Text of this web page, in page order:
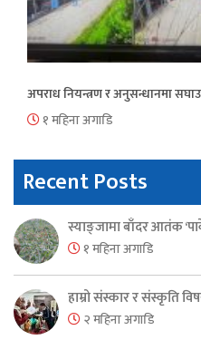
अपराध नियन्त्रण र अनुसन्धानमा
१ महिना अगाडि
Recent Posts
स्याङ्जामा बाँदर आतंक
१ महिना अगाडि
हाम्रो संस्कार र संस्कृति
२ महिना अगाडि